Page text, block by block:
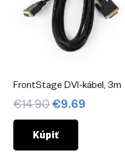
FrontStage DVI-kábel, 3m
€14.90Pôvodná
cena
bola:
€14.90.
€9.69
Kúpiť